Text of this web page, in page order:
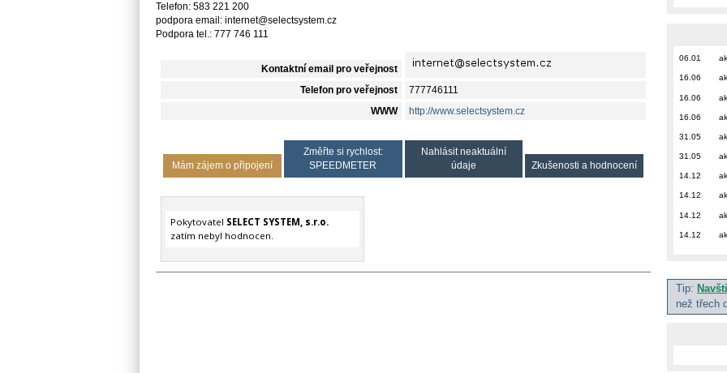
Telefon: 583 221 200
podpora email: internet@selectsystem.cz
Podpora tel.: 777 746 111
Kontaktní email pro veřejnost
Telefon pro veřejnost 777746111
WWW http://www.selectsystem.cz
Mám zájem o připojení
Změřte si rychlost:
SPEEDMETER
Nahlásit neaktuální
údaje
Zkušenosti a hodnocení
Pokytovatel SELECT SYSTEM, s.r.o.
zatím nebyl hodnocen.
06.01
16.06
16.06
16.06
31.05
31.05
14.12
14.12
14.12
14.12
Tip:
než třech